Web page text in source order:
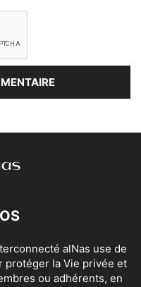
alNas use de
protéger la Vie privée et
ou adhérents, en